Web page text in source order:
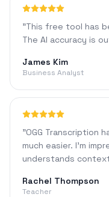
"This free tool has
The AI accuracy is
James Kim
Business Analyst
"OGG Transcription
much easier. I'm
understands
Rachel Thompson
Teacher